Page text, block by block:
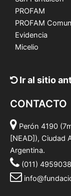
PROFAM
PROFAM
Evidencia
Micelio
Ir al sitio
CONTACTO
Perón 4190
[NEAD]), Ciudad
Argentina.
(011)